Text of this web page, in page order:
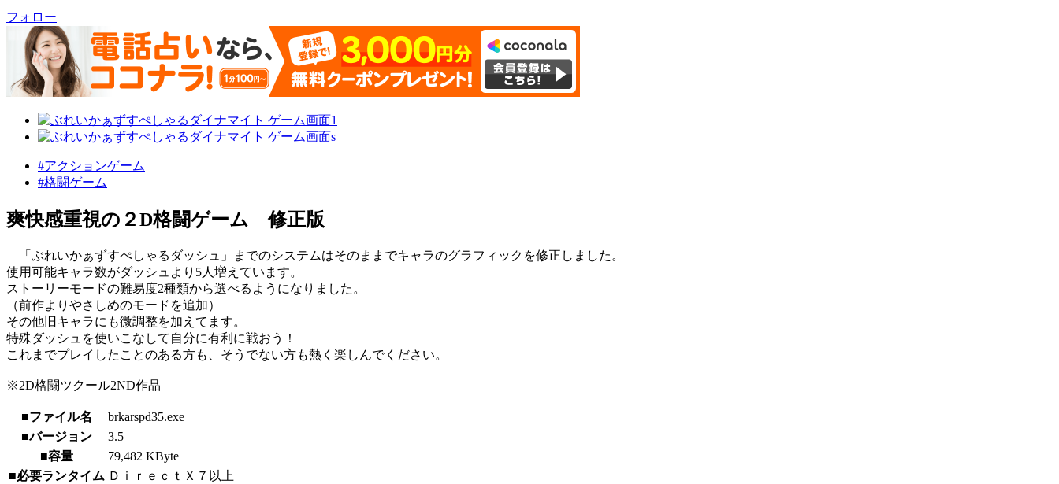
フォロー
#アクションゲーム
#格闘ゲーム
爽快感重視の２D格闘ゲーム 修正版
「ぶれいかぁずすぺしゃるダッシュ」までのシステムはそのままでキャラのグラフィックを修正しました。
使用可能キャラ数がダッシュより5人増えています。
ストーリーモードの難易度2種類から選べるようになりました。
（前作よりやさしめのモードを追加）
その他旧キャラにも微調整を加えてます。
特殊ダッシュを使いこなして自分に有利に戦おう！
これまでプレイしたことのある方も、そうでない方も熱く楽しんでください。
※2D格闘ツクール2ND作品
■ファイル名
brkarspd35.exe
■バージョン
3.5
■容量
79,482 KByte
■必要ランタイム ＤｉｒｅｃｔＸ７以上